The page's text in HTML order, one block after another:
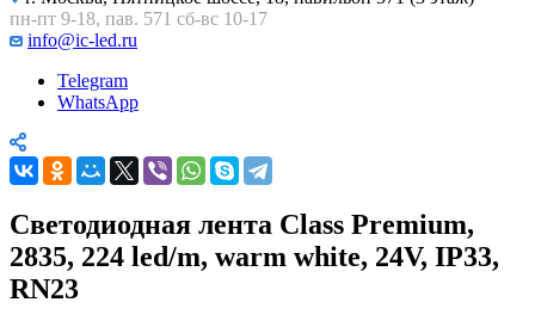
пн-пт 9-18, пав. 571 сб-вс 10-17
info@ic-led.ru
Telegram
WhatsApp
Светодиодная лента Class Premium,
2835, 224 led/m, warm white, 24V, IP33,
RN23